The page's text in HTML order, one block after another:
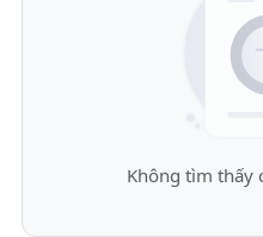
Không tìm thấy